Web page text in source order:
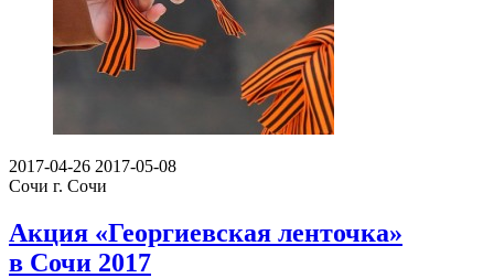
2017-04-26 2017-05-08
Сочи г. Сочи
Акция «Георгиевская ленточка»
в Сочи 2017